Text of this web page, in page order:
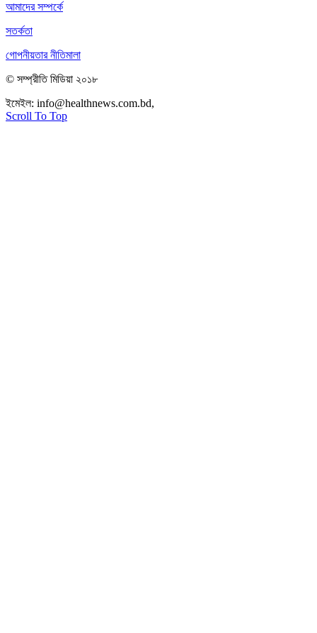
আমাদের সম্পর্কে
সতর্কতা
গোপনীয়তার নীতিমালা
© সম্প্রীতি মিডিয়া ২০১৮
ইমেইল: info@healthnews.com.bd,
Scroll To Top